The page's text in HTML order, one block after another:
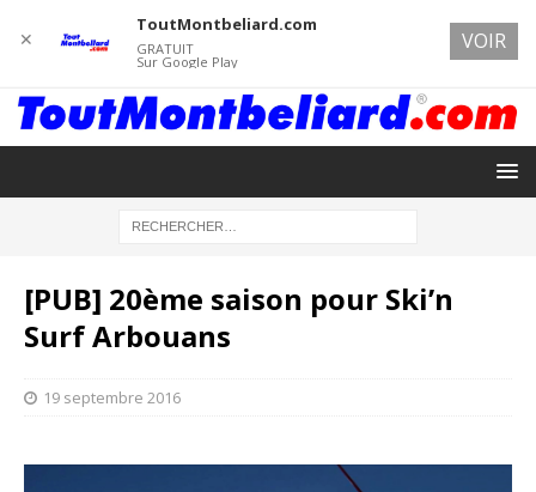
[PUB] 20ème saison pour Ski’n
Surf Arbouans
19 septembre 2016
✕
ToutMontbeliard.com
GRATUIT
Sur Google Play
VOIR